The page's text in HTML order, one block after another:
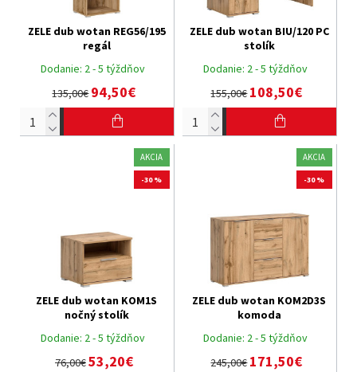
Dodanie: 2 - 5 týždňov
ZELE dub wotan REG56/195
regál
135,00€94,50€
Dodanie: 2 - 5 týždňov
ZELE dub wotan BIU/120 PC
stolík
155,00€108,50€
AKCIA
-30 %
Dodanie: 2 - 5 týždňov
ZELE dub wotan KOM1S
nočný stolík
76,00€53,20€
AKCIA
-30 %
Dodanie: 2 - 5 týždňov
ZELE dub wotan KOM2D3S
komoda
245,00€171,50€